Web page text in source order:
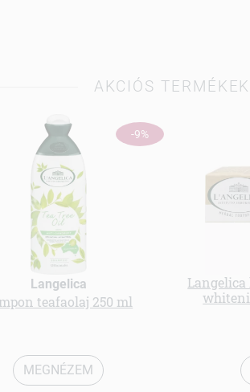
AKCIÓS TERMÉKEK
-9%
Langelica
teafaolaj 250 ml
MEGNÉZEM